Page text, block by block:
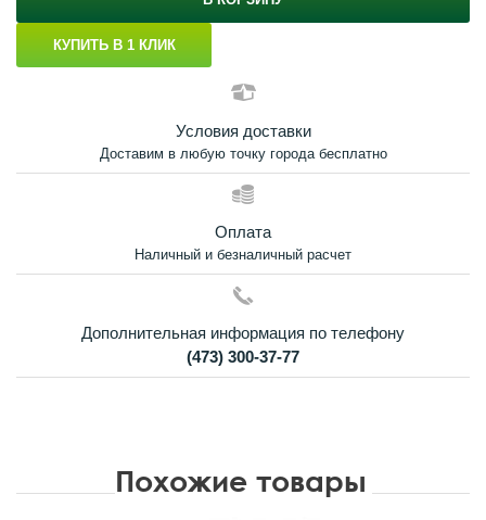
КУПИТЬ В 1 КЛИК
Условия доставки
Доставим в любую точку города бесплатно
Оплата
Наличный и безналичный расчет
Дополнительная информация по телефону
(473) 300-37-77
Похожие товары